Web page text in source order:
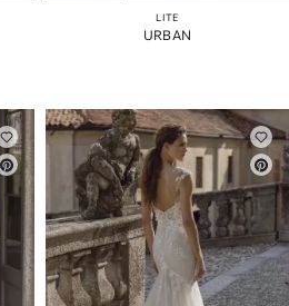
LITE
URBAN